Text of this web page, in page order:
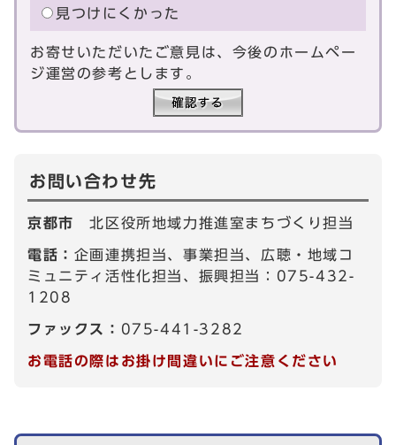
見つけにくかった
お寄せいただいたご意見は、今後のホームペー
ジ運営の参考とします。
お問い合わせ先
京都市北区役所地域力推進室まちづくり担当
電話： 企画連携担当、事業担当、広聴・地域コ
ミュニティ活性化担当、振興担当：075-432-
1208
ファックス： 075-441-3282
お電話の際はお掛け間違いにご注意ください